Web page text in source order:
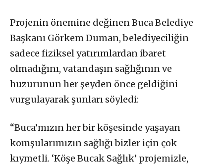
Projenin önemine değinen Buca Belediye
Başkanı Görkem Duman, belediyeciliğin
sadece fiziksel yatırımlardan ibaret
olmadığını, vatandaşın sağlığının ve
huzurunun her şeyden önce geldiğini
vurgulayarak şunları söyledi:
“Buca’mızın her bir köşesinde yaşayan
komşularımızın sağlığı bizler için çok
kıymetli. ‘Köşe Bucak Sağlık’ projemizle,